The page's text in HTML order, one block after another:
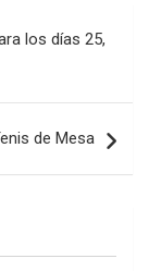
los días 25,
de Mesa